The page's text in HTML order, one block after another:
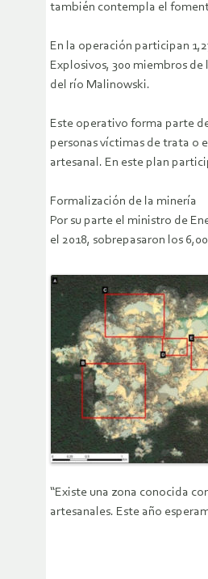
también contempla el
En la operación participan
Explosivos, 300 miembros
del río Malinowski.
Este operativo forma parte
personas víctimas de trata o
artesanal. En este plan
Formalización de la minería
Por su parte el ministro de
el 2018, sobrepasaron los
“Existe una zona conocida
artesanales. Este año